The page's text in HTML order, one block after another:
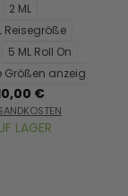
2 ML
Reisegröße
5 ML Roll On
Größen anzeigen...
€
LAGER